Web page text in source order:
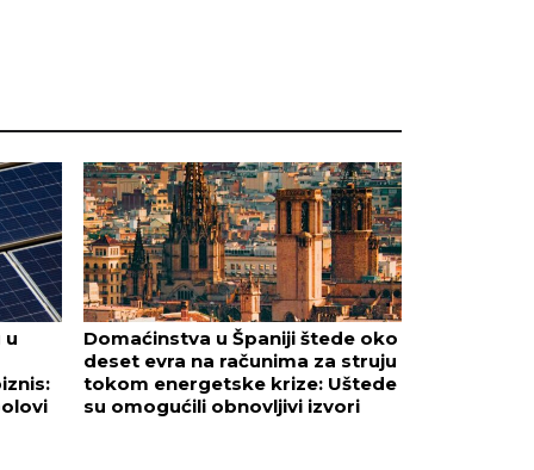
u
Domaćinstva u Španiji štede oko
deset evra na računima za struju
tokom energetske krize: Uštede
su omogućili obnovljivi izvori